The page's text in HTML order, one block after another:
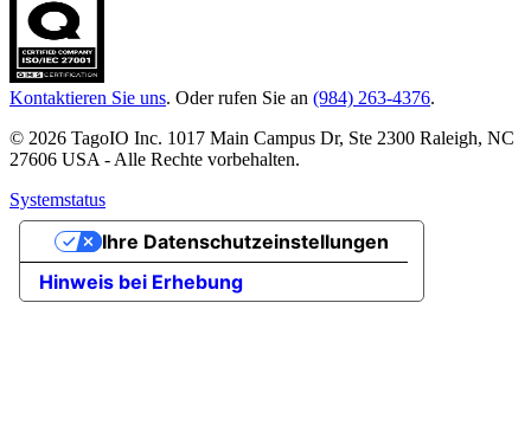
Kontaktieren Sie uns. Oder rufen Sie an (984) 263-4376.
© 2026 TagoIO Inc. 1017 Main Campus Dr, Ste 2300 Raleigh, NC
27606 USA - Alle Rechte vorbehalten.
Systemstatus
Hinweis bei Erhebung
Ihre Datenschutzeinstellungen